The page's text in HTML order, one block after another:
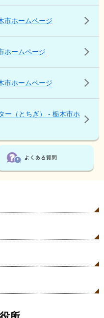
市ホームページ
ホームページ
市ホームページ
（とちぎ） - 栃木市ホ